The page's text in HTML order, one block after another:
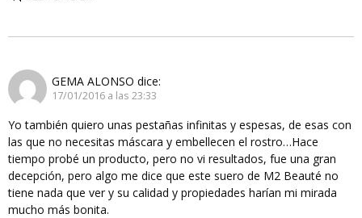
GEMA ALONSO dice:
17/01/2016 a las 23:33
Yo también quiero unas pestañas infinitas y espesas, de esas con
las que no necesitas máscara y embellecen el rostro…Hace
tiempo probé un producto, pero no vi resultados, fue una gran
decepción, pero algo me dice que este suero de M2 Beauté no
tiene nada que ver y su calidad y propiedades harían mi mirada
mucho más bonita.